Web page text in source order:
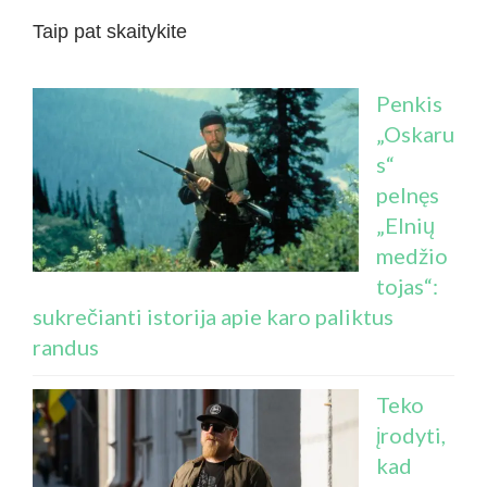
Taip pat skaitykite
Penkis
„Oskaru
s“
pelnęs
„Elnių
medžio
tojas“:
sukrečianti istorija apie karo paliktus
randus
Teko
įrodyti,
kad